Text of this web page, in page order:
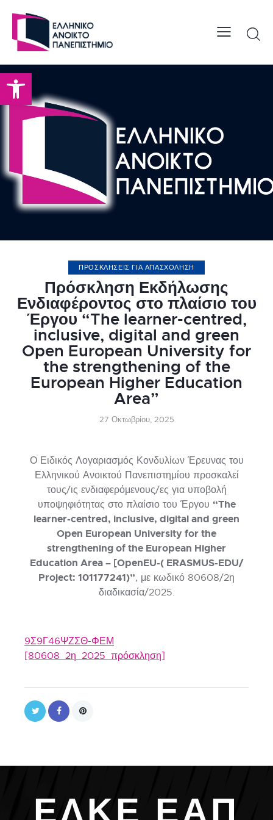
Open toolbar
ΠΡΟΣΚΛΗΣΕΙΣ ΓΙΑ ΑΠΑΣΧΟΛΗΣΗ
Πρόσκληση Εκδήλωσης
Ενδιαφέροντος στο πλαίσιο του
Έργου “The learner-centred,
inclusive, digital and green
Open European University for
the strengthening of the
European Higher Education
Area”
27 Οκτωβρίου, 2025
Ο Ειδικός Λογαριασμός Κονδυλίων Έρευνας του
Ελληνικού Ανοικτού Πανεπιστημίου προσκαλεί
τους/ις ενδιαφερόμενους/ες για υποβολή
υποψηφιότητας στο πλαίσιο του Έργου “The
learner-centred, inclusive, digital and green
Open European University for the
strengthening of the European Higher
Education Area – [OpenEU-( ERASMUS-EDU/
Project: 101177241)”, με κωδικό 80608/2η
διαδικασία/2025.
9Σ9Γ46ΨΖΣΘ-ΦΕΜ
[80608_2η_2025_πρόσκληση]